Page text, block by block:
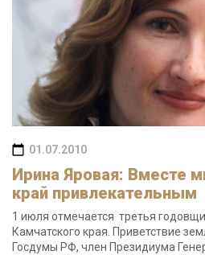
01.07.2010
Ирина Яровая: Вместе
край привлекательным
1 июля отмечается третья
Камчатского края. Приветствие
Госдумы РФ, член Президиума